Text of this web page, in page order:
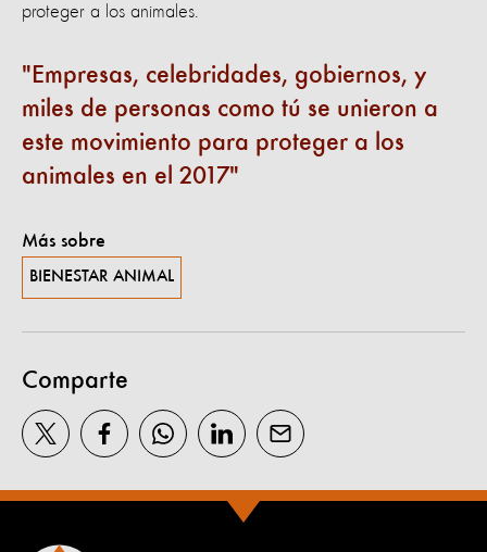
proteger a los animales.
Empresas, celebridades, gobiernos, y
miles de personas como tú se unieron a
este movimiento para proteger a los
animales en el 2017
Más sobre
BIENESTAR ANIMAL
Comparte